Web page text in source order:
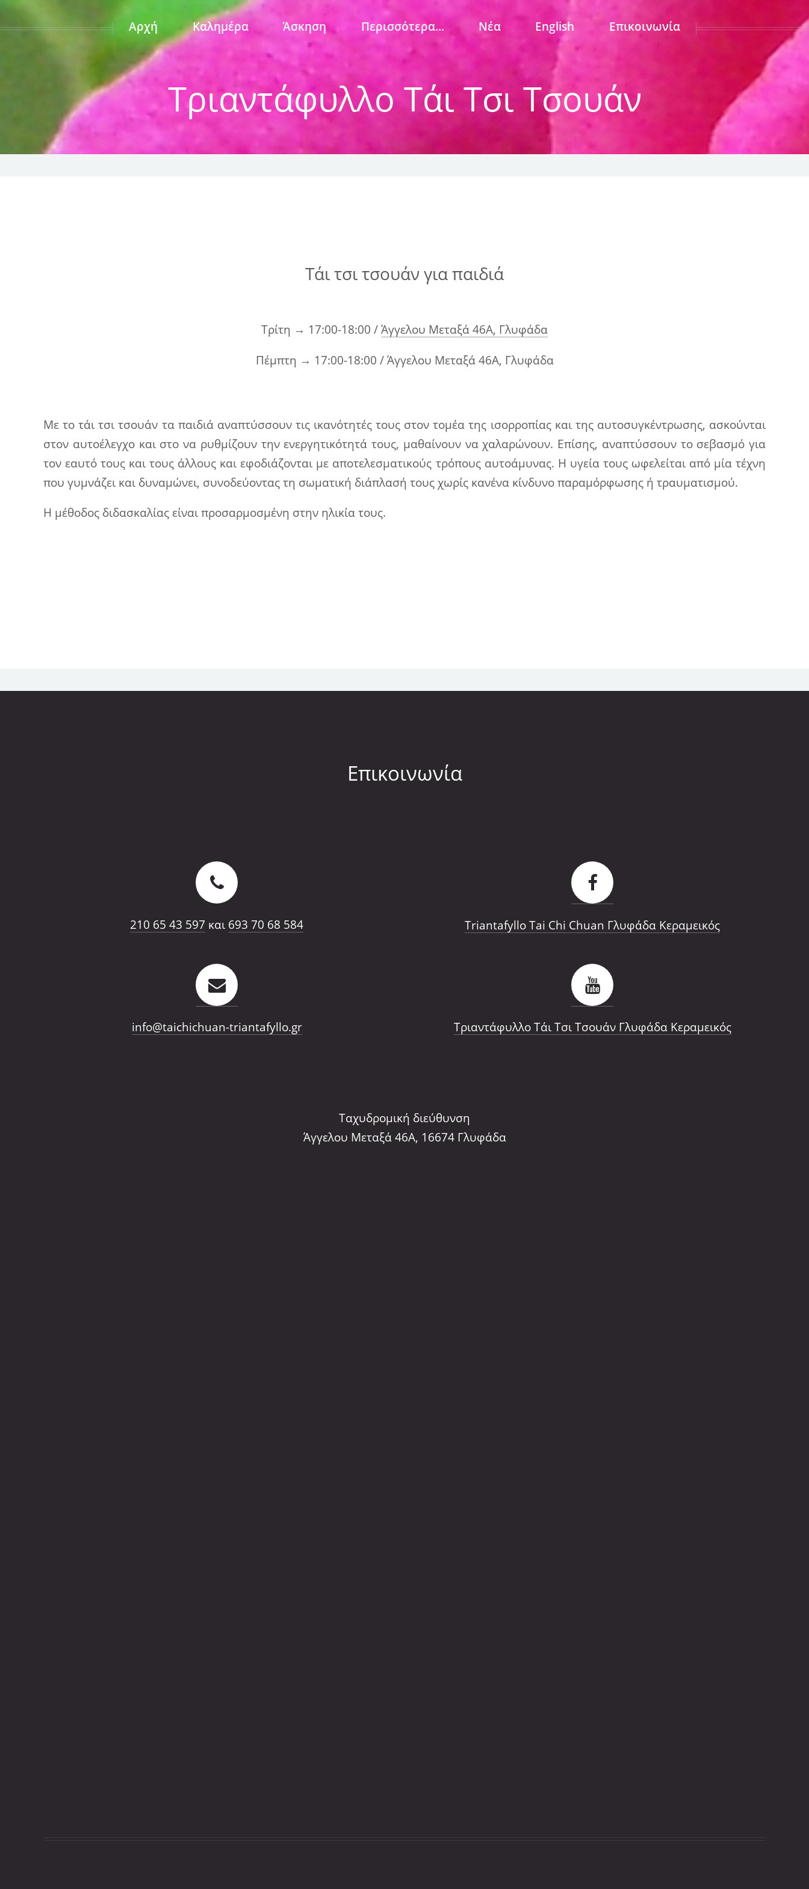
Αρχή Καλημέρα Άσκηση Περισσότερα... Νέα English Επικοινωνία
ΤριαντάφυλλοΤάι Τσι Τσουάν
Τάι τσι τσουάν για παιδιά
Τρίτη → 17:00-18:00 / Άγγελου Μεταξά 46Α, Γλυφάδα
Πέμπτη → 17:00-18:00 / Άγγελου Μεταξά 46Α, Γλυφάδα
Με το τάι τσι τσουάν τα παιδιά αναπτύσσουν τις ικανότητές τους στον τομέα της ισορροπίας και της αυτοσυγκέντρωσης, ασκούνται
στον αυτοέλεγχο και στο να ρυθμίζουν την ενεργητικότητά τους, μαθαίνουν να χαλαρώνουν. Επίσης, αναπτύσσουν το σεβασμό για
τον εαυτό τους και τους άλλους και εφοδιάζονται με αποτελεσματικούς τρόπους αυτοάμυνας. Η υγεία τους ωφελείται από μία τέχνη
που γυμνάζει και δυναμώνει, συνοδεύοντας τη σωματική διάπλασή τους χωρίς κανένα κίνδυνο παραμόρφωσης ή τραυματισμού.
Η μέθοδος διδασκαλίας είναι προσαρμοσμένη στην ηλικία τους.
Επικοινωνία
210 65 43 597 και 693 70 68 584 Triantafyllo Tai Chi Chuan Γλυφάδα Κεραμεικός
info@taichichuan-triantafyllo.gr Τριαντάφυλλο Τάι Τσι Τσουάν Γλυφάδα Κεραμεικός
Ταχυδρομική διεύθυνση
Άγγελου Μεταξά 46Α, 16674 Γλυφάδα